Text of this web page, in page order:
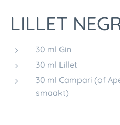
LILLET
30 ml Gin
30 ml Lillet
30 ml Campari (of
smaakt)